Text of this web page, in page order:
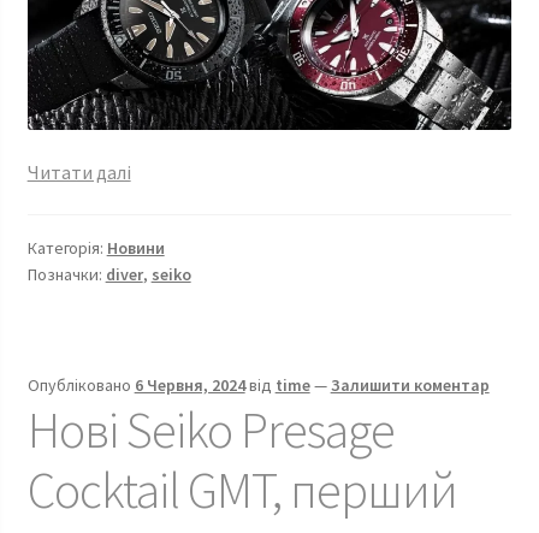
Читати даліОновлений
Samurai
2024
Категорія: Новини
Позначки: diver, seiko
Опубліковано 6 Червня, 2024від time—Залишити коментар
Нові Seiko Presage
Cocktail GMT, перший